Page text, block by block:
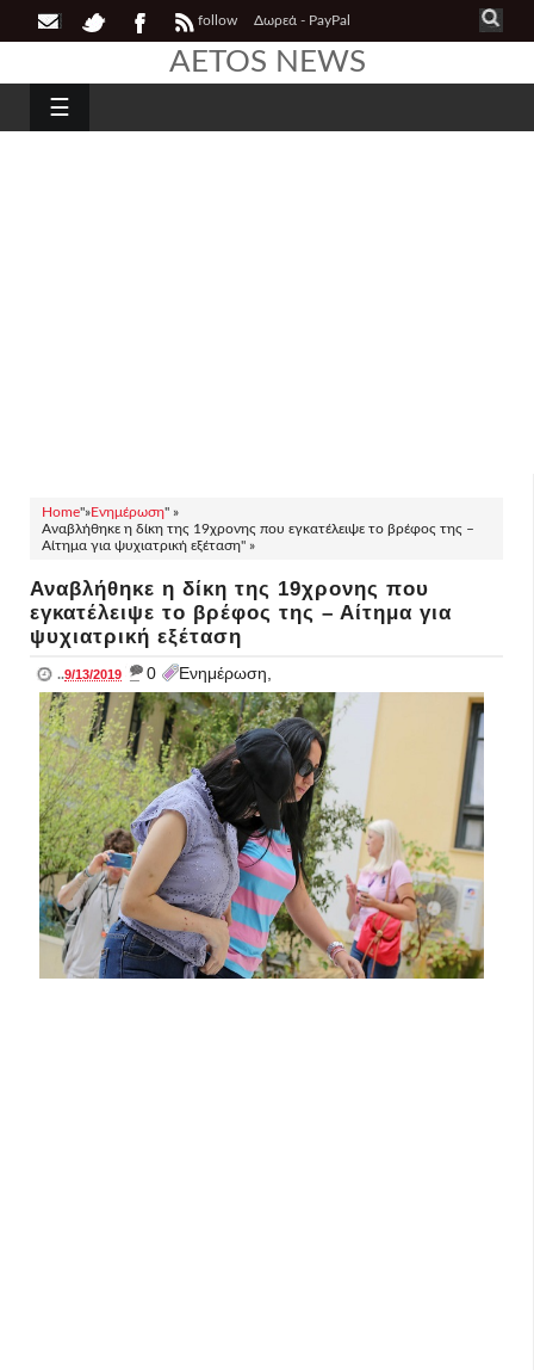
follow Δωρεά - PayPal
AETOS NEWS
☰
Home"»Ενημέρωση" »
Αναβλήθηκε η δίκη της 19χρονης που εγκατέλειψε το βρέφος της –
Αίτημα για ψυχιατρική εξέταση" »
Αναβλήθηκε η δίκη της 19χρονης που
εγκατέλειψε το βρέφος της – Αίτημα για
ψυχιατρική εξέταση
..9/13/2019 _ 0 Ενημέρωση,